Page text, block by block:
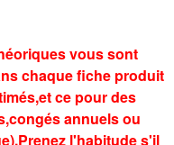
vous sont
chaque fiche produit
ce pour des
annuels ou
l'habitude s'il